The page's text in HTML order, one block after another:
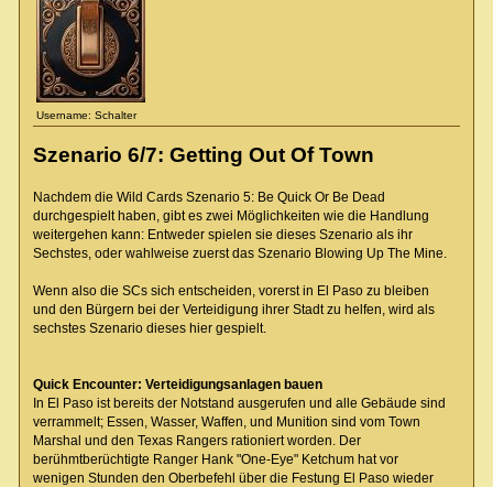
Username: Schalter
Szenario 6/7: Getting Out Of Town
Nachdem die Wild Cards Szenario 5: Be Quick Or Be Dead
durchgespielt haben, gibt es zwei Möglichkeiten wie die Handlung
weitergehen kann: Entweder spielen sie dieses Szenario als ihr
Sechstes, oder wahlweise zuerst das Szenario Blowing Up The Mine.
Wenn also die SCs sich entscheiden, vorerst in El Paso zu bleiben
und den Bürgern bei der Verteidigung ihrer Stadt zu helfen, wird als
sechstes Szenario dieses hier gespielt.
Quick Encounter: Verteidigungsanlagen bauen
In El Paso ist bereits der Notstand ausgerufen und alle Gebäude sind
verrammelt; Essen, Wasser, Waffen, und Munition sind vom Town
Marshal und den Texas Rangers rationiert worden. Der
berühmtberüchtigte Ranger Hank "One-Eye" Ketchum hat vor
wenigen Stunden den Oberbefehl über die Festung El Paso wieder